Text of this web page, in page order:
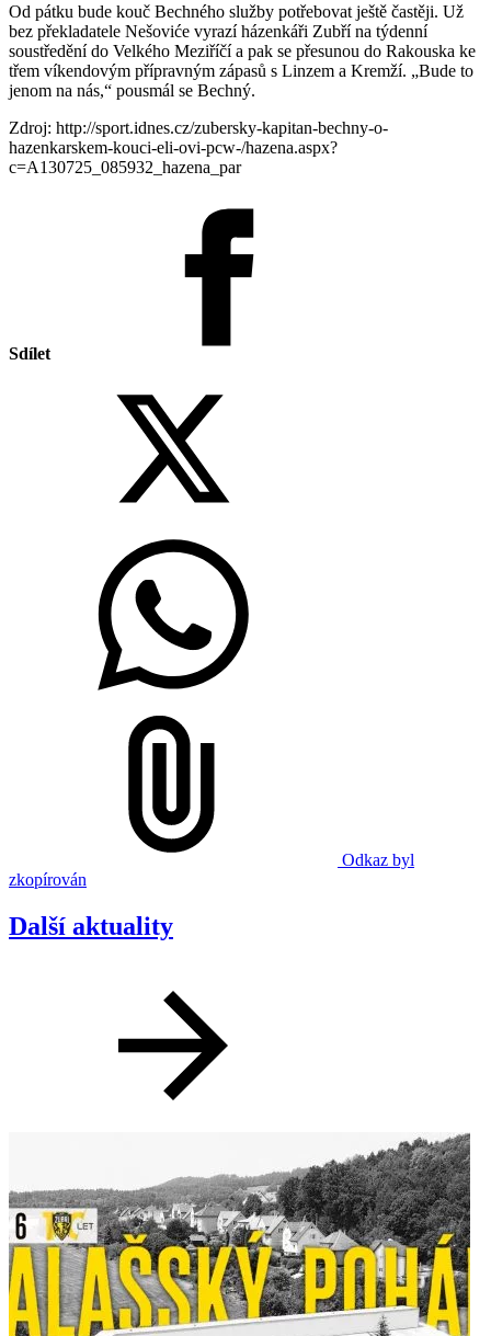
Od pátku bude kouč Bechného služby potřebovat ještě častěji. Už
bez překladatele Nešoviće vyrazí házenkáři Zubří na týdenní
soustředění do Velkého Meziříčí a pak se přesunou do Rakouska ke
třem víkendovým přípravným zápasů s Linzem a Kremží. „Bude to
jenom na nás,“ pousmál se Bechný.
Zdroj: http://sport.idnes.cz/zubersky-kapitan-bechny-o-
hazenkarskem-kouci-eli-ovi-pcw-/hazena.aspx?
c=A130725_085932_hazena_par
Sdílet
Odkaz byl
zkopírován
Další aktuality